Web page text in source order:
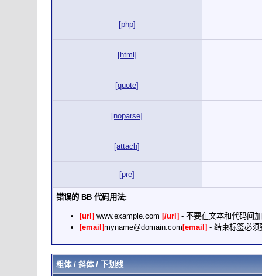
[php]
[html]
[quote]
[noparse]
[attach]
[pre]
错误的 BB 代码用法:
[url] www.example.com [/url] - 不要在文本和代码间
[email]myname@domain.com [email] - 结束标签必须
粗体 / 斜体 / 下划线